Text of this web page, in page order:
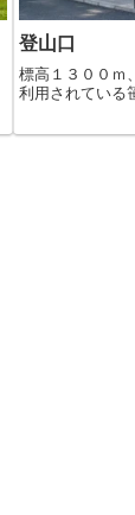
登山口
標高１３００ｍ
利用されている